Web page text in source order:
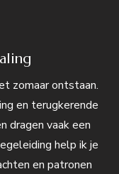
zomaar ontstaan.
en terugkerende
dragen vaak een
help ik je
en patronen